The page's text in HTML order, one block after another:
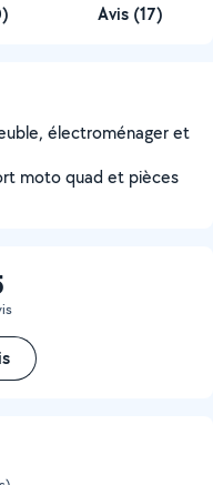
) Avis (17)
électroménager et
moto quad et pièces